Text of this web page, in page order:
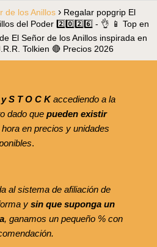
de los Anillos
Regalar popgrip El
del Poder 2️⃣0️⃣2️⃣6️⃣ - 👌 📱 Top en
El Señor de los Anillos inspirada en
Tolkien 🔴 Precios 2026
S T O C Kaccediendo a la
dado que pueden existir
en precios y unidades
.
al sistema de afiliación de
y sin que suponga un
, ganamos un pequeño % con